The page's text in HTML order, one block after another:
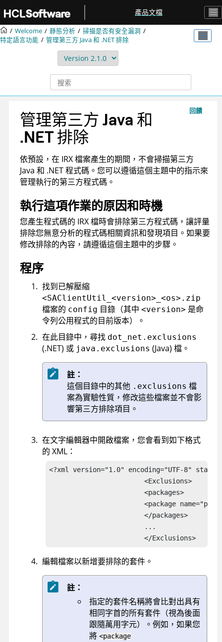
產品文檔
Welcome 靜態分析
掃描是否有安全漏洞
特定語言功能
管理第三方 Java 和 .NET 排除
回饋
管理第三方 Java 和
.NET 排除
依預設，在 IRX 檔案產生的期間，不會掃描第三方
Java 和 .NET 程式碼。您可以遵循這個主題中的指示來
管理執行的第三方程式碼。
執行這項作業的原因和時機
您產生程式碼的 IRX 檔時會排除第三方程式碼，讓評量
排除您無意分析的程式碼相關資訊和發現項目。如果要
修改排除的內容，請遵循這個主題中的步驟。
程序
找到已解壓縮
<SAClientUtil_<version>_<os>.zip
檔案的 config 目錄（其中 <version> 是命
令列公用程式的目前版本）。
在此目錄中，尋找 dot_net.exclusions
(.NET) 或 java.exclusions (Java) 檔。
註：
這個目錄中的其他 .exclusions 檔
案為實驗性質，修改這些檔案並不會影
響第三方排除項目。
在文字編輯器中開啟檔案，您會看到如下格式
的 XML：
<?xml version="1.0" encoding="UTF-8"
                        <Exclusions>
                        <packages>
<package
                        </packages>
                        ...
                        </Exclusions>
編輯檔案以新增要排除的套件。
註：
指定的套件名稱將會比對出具有
相同字首的所有套件（視為後面
跟隨萬用字元）。例如，如果您
將 <package